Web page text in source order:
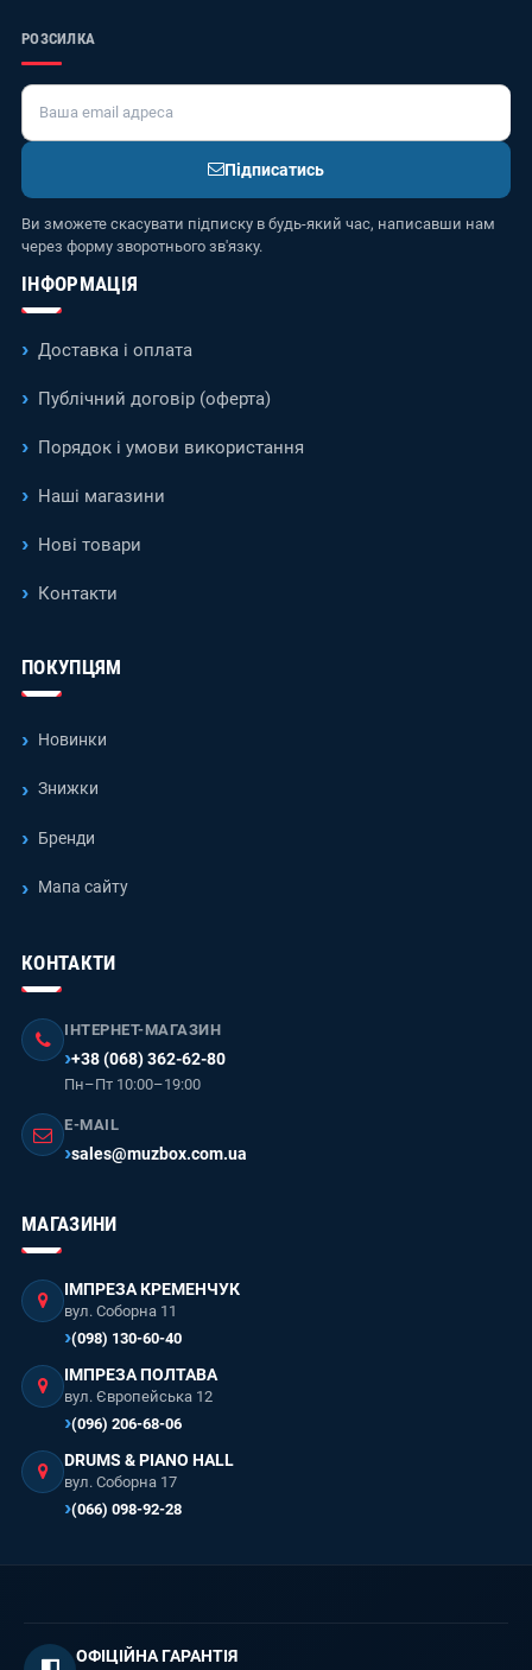
РОЗСИЛКА
Підписатись
Ви зможете скасувати підписку в будь-який час, написавши нам
через форму зворотнього зв'язку.
ІНФОРМАЦІЯ
Доставка і оплата
Публічний договір (оферта)
Порядок і умови використання
Наші магазини
Нові товари
Контакти
ПОКУПЦЯМ
Новинки
Знижки
Бренди
Мапа сайту
КОНТАКТИ
ІНТЕРНЕТ-МАГАЗИН
+38 (068) 362-62-80
Пн–Пт 10:00–19:00
E-MAIL
sales@muzbox.com.ua
МАГАЗИНИ
ІМПРЕЗА КРЕМЕНЧУК
вул. Соборна 11
(098) 130-60-40
ІМПРЕЗА ПОЛТАВА
вул. Європейська 12
(096) 206-68-06
DRUMS & PIANO HALL
вул. Соборна 17
(066) 098-92-28
ОФІЦІЙНА ГАРАНТІЯ